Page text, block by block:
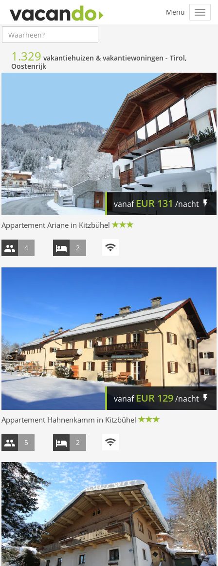
1.329 vakantiehuizen & vakantiewoningen - Tirol,
Oostenrijk
vanaf EUR 131 /nacht
Appartement Ariane in Kitzbühel
4 2
vanaf EUR 129/nacht
Appartement Hahnenkamm in Kitzbühel
5 2